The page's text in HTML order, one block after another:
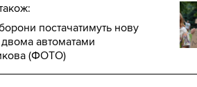
постачатимуть нову
двома автоматами
(ФОТО)